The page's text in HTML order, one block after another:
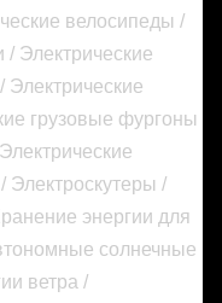
велосипеды /
/ Электрические
Электрические
грузовые фургоны
Электроскутеры /
энергии для
солнечные
ветра /